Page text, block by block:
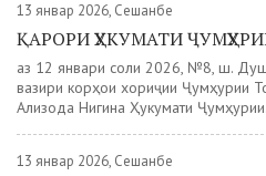
13 январ 2026, Сешанбе
ҚАРОРИ ҲУКУМАТИ
аз 12 январи соли 2026, №8, ш.
вазири корҳои хориҷии Ҷумҳурии
Ализода Нигина Ҳукумати
13 январ 2026, Сешанбе